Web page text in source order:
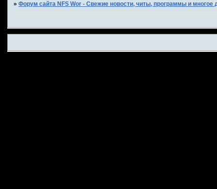
»Форум сайта NFS Wor - Свежие новости, читы, программы и многое